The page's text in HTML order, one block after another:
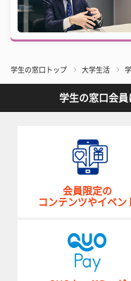
学生の窓口トップ 大学生活
学生の窓口会員
会員限定の
コンテンツやイベン